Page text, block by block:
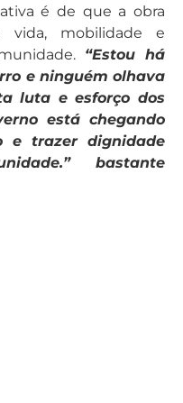
é de que a obra
vida, mobilidade e
“Estou há
e ninguém olhava
luta e esforço dos
está chegando
e trazer dignidade
bastante